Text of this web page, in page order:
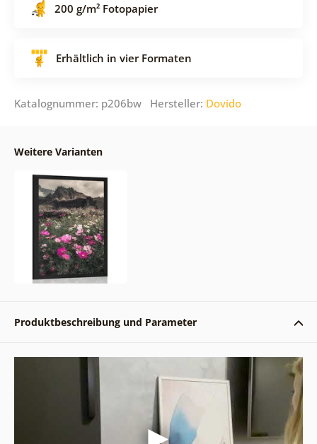
200 g/m² Fotopapier
Erhältlich in vier Formaten
Katalognummer: p206bw Hersteller: Dovido
Weitere Varianten
Produktbeschreibung und Parameter